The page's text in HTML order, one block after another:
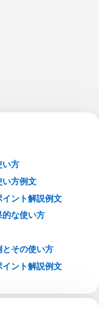
い方
い方例文
ント解説例文
的な使い方
その使い方
ント解説例文